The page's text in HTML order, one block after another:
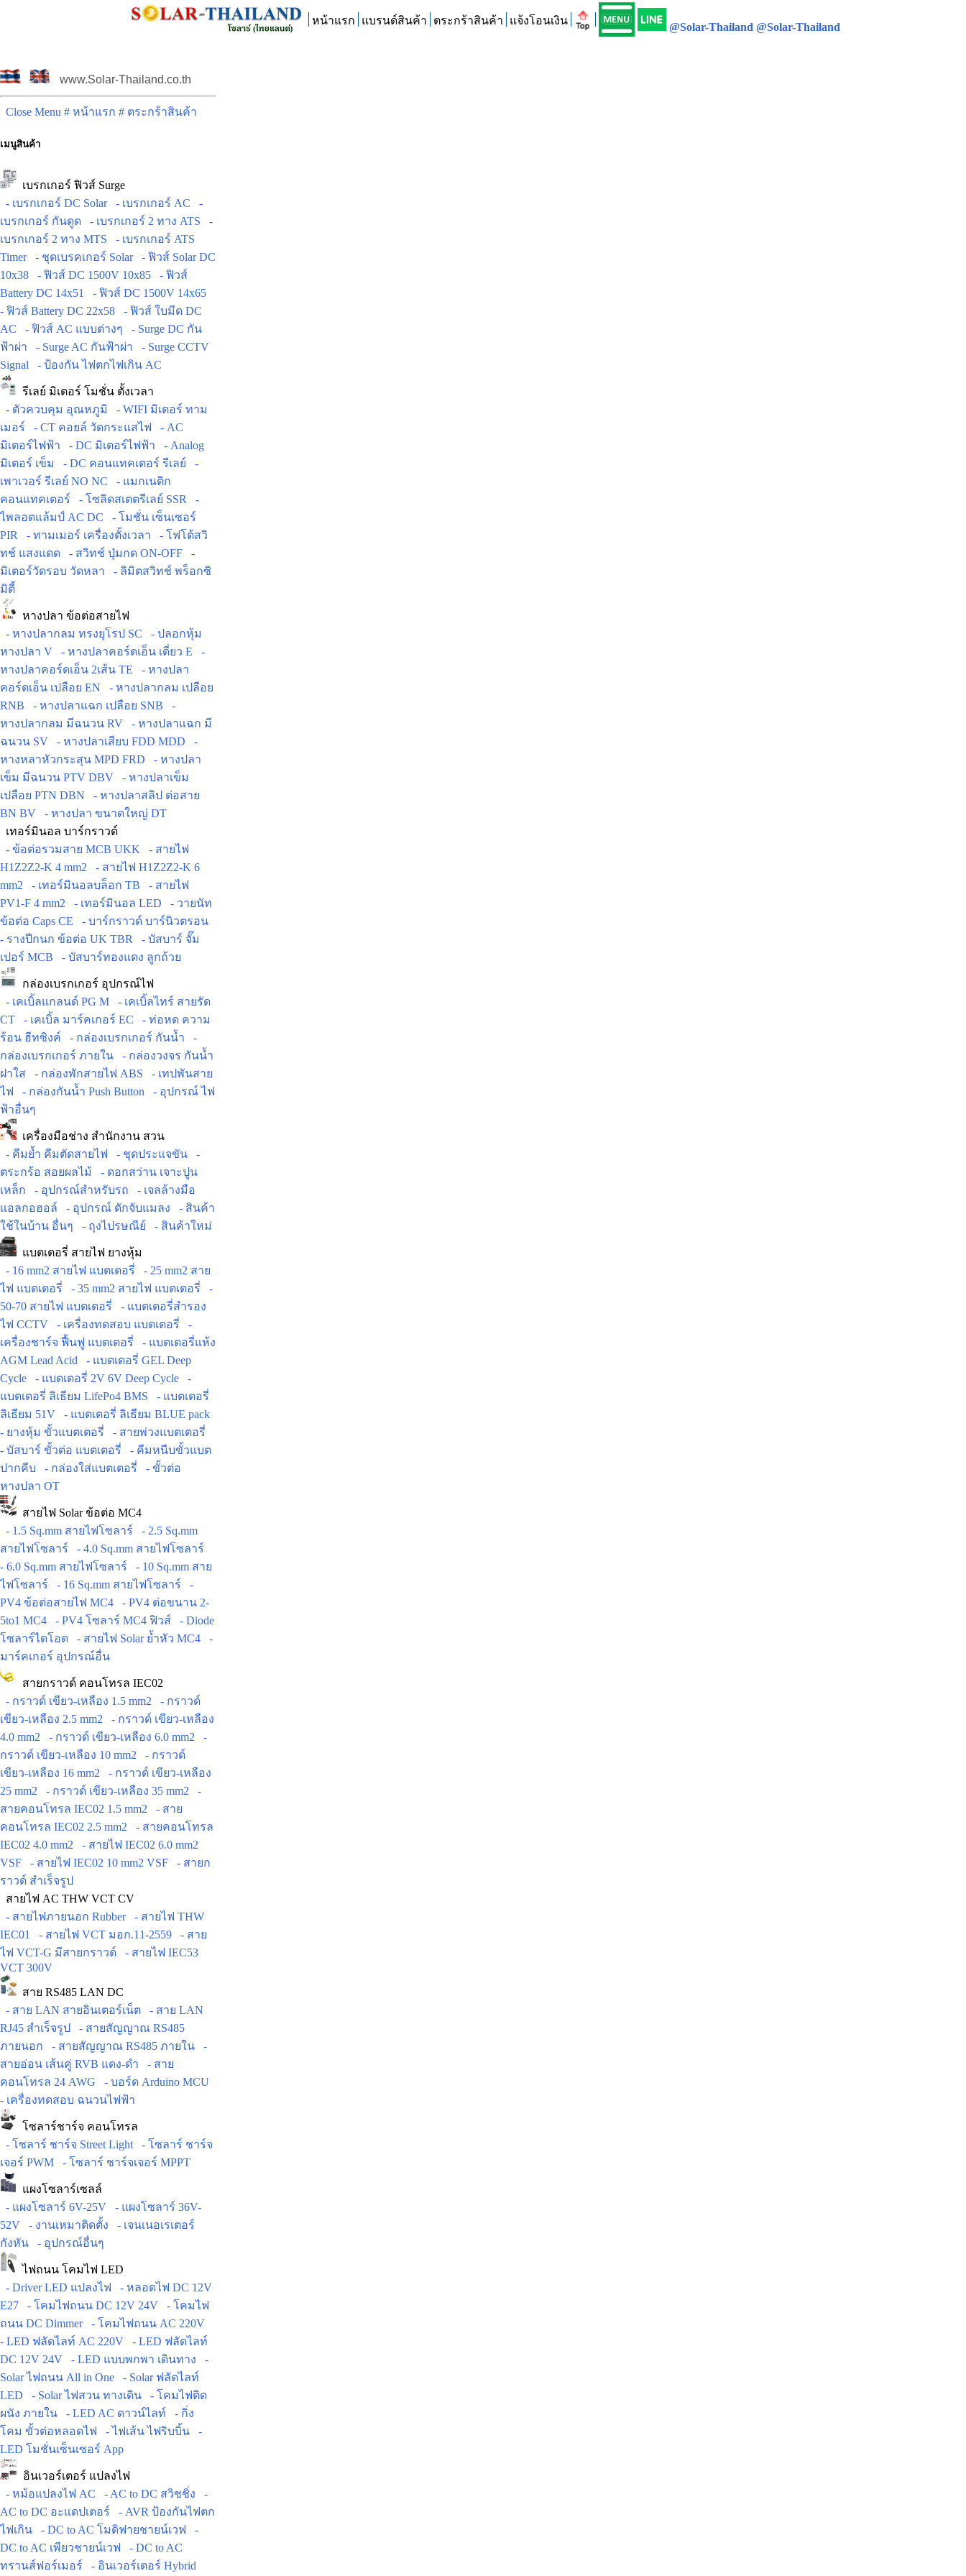
หน้าแรก แบรนด์สินค้า ตระกร้าสินค้า แจ้งโอนเงิน
@Solar-Thailand @Solar-Thailand
www.Solar-Thailand.co.th
Close Menu # หน้าแรก # ตระกร้าสินค้า
เมนูสินค้า
เบรกเกอร์ ฟิวส์ Surge
- เบรกเกอร์ DC Solar
- เบรกเกอร์ AC
-
เบรกเกอร์ กันดูด
- เบรกเกอร์ 2 ทาง ATS
-
เบรกเกอร์ 2 ทาง MTS
- เบรกเกอร์ ATS
Timer
- ชุดเบรคเกอร์ Solar
- ฟิวส์ Solar DC
10x38
- ฟิวส์ DC 1500V 10x85
- ฟิวส์
Battery DC 14x51
- ฟิวส์ DC 1500V 14x65
- ฟิวส์ Battery DC 22x58
- ฟิวส์ ใบมีด DC
AC
- ฟิวส์ AC แบบต่างๆ
- Surge DC กัน
ฟ้าผ่า
- Surge AC กันฟ้าผ่า
- Surge CCTV
Signal
- ป้องกัน ไฟตกไฟเกิน AC
รีเลย์ มิเตอร์ โมชั่น ตั้งเวลา
- ตัวควบคุม อุณหภูมิ
- WIFI มิเตอร์ ทาม
เมอร์
- CT คอยล์ วัดกระแสไฟ
- AC
มิเตอร์ไฟฟ้า
- DC มิเตอร์ไฟฟ้า
- Analog
มิเตอร์ เข็ม
- DC คอนแทคเตอร์ รีเลย์
-
เพาเวอร์ รีเลย์ NO NC
- แมกเนติก
คอนแทคเตอร์
- โซลิดสเตตรีเลย์ SSR
-
ไพลอตแล้มป์ AC DC
- โมชั่น เซ็นเซอร์
PIR
- ทามเมอร์ เครื่องตั้งเวลา
- โฟโต้สวิ
ทช์ แสงแดด
- สวิทช์ ปุ่มกด ON-OFF
-
มิเตอร์วัดรอบ วัดหลา
- ลิมิตสวิทช์ พร็อกซิ
มิตี้
หางปลา ข้อต่อสายไฟ
- หางปลากลม ทรงยุโรป SC
- ปลอกหุ้ม
หางปลา V
- หางปลาคอร์ดเอ็น เดี่ยว E
-
หางปลาคอร์ดเอ็น 2เส้น TE
- หางปลา
คอร์ดเอ็น เปลือย EN
- หางปลากลม เปลือย
RNB
- หางปลาแฉก เปลือย SNB
-
หางปลากลม มีฉนวน RV
- หางปลาแฉก มี
ฉนวน SV
- หางปลาเสียบ FDD MDD
-
หางหลาหัวกระสุน MPD FRD
- หางปลา
เข็ม มีฉนวน PTV DBV
- หางปลาเข็ม
เปลือย PTN DBN
- หางปลาสลิป ต่อสาย
BN BV
- หางปลา ขนาดใหญ่ DT
เทอร์มินอล บาร์กราวด์
- ข้อต่อรวมสาย MCB UKK
- สายไฟ
H1Z2Z2-K 4 mm2
- สายไฟ H1Z2Z2-K 6
mm2
- เทอร์มินอลบล็อก TB
- สายไฟ
PV1-F 4 mm2
- เทอร์มินอล LED
- วายนัท
ข้อต่อ Caps CE
- บาร์กราวด์ บาร์นิวตรอน
- รางปีกนก ข้อต่อ UK TBR
- บัสบาร์ จั๊ม
เปอร์ MCB
- บัสบาร์ทองแดง ลูกถ้วย
กล่องเบรกเกอร์ อุปกรณ์ไฟ
- เคเบิ้ลแกลนด์ PG M
- เคเบิ้ลไทร์ สายรัด
CT
- เคเบิ้ล มาร์คเกอร์ EC
- ท่อหด ความ
ร้อน ฮีทซิงค์
- กล่องเบรกเกอร์ กันน้ำ
-
กล่องเบรกเกอร์ ภายใน
- กล่องวงจร กันน้ำ
ฝาใส
- กล่องพักสายไฟ ABS
- เทปพันสาย
ไฟ
- กล่องกันน้ำ Push Button
- อุปกรณ์ ไฟ
ฟ้าอื่นๆ
เครื่องมือช่าง สำนักงาน สวน
- คีมย้ำ คีมตัดสายไฟ
- ชุดประแจขัน
-
ตระกร้อ สอยผลไม้
- ดอกสว่าน เจาะปูน
เหล็ก
- อุปกรณ์สำหรับรถ
- เจลล้างมือ
แอลกอฮอล์
- อุปกรณ์ ดักจับแมลง
- สินค้า
ใช้ในบ้าน อื่นๆ
- ถุงไปรษณีย์ - สินค้าใหม่
แบตเตอรี่ สายไฟ ยางหุ้ม
- 16 mm2 สายไฟ แบตเตอรี่
- 25 mm2 สาย
ไฟ แบตเตอรี่
- 35 mm2 สายไฟ แบตเตอรี่
-
50-70 สายไฟ แบตเตอรี่
- แบตเตอรี่สำรอง
ไฟ CCTV
- เครื่องทดสอบ แบตเตอรี่
-
เครื่องชาร์จ ฟื้นฟู แบตเตอรี่
- แบตเตอรี่แห้ง
AGM Lead Acid
- แบตเตอรี่ GEL Deep
Cycle
- แบตเตอรี่ 2V 6V Deep Cycle
-
แบตเตอรี่ ลิเธียม LifePo4 BMS
- แบตเตอรี่
ลิเธียม 51V
- แบตเตอรี่ ลิเธียม BLUE pack
- ยางหุ้ม ขั้วแบตเตอรี่
- สายพ่วงแบตเตอรี่
- บัสบาร์ ขั้วต่อ แบตเตอรี่
- คีมหนีบขั้วแบต
ปากคีบ
- กล่องใส่แบตเตอรี่
- ขั้วต่อ
หางปลา OT
สายไฟ Solar ข้อต่อ MC4
- 1.5 Sq.mm สายไฟโซลาร์
- 2.5 Sq.mm
สายไฟโซลาร์
- 4.0 Sq.mm สายไฟโซลาร์
- 6.0 Sq.mm สายไฟโซลาร์
- 10 Sq.mm สาย
ไฟโซลาร์
- 16 Sq.mm สายไฟโซลาร์
-
PV4 ข้อต่อสายไฟ MC4
- PV4 ต่อขนาน 2-
5to1 MC4
- PV4 โซลาร์ MC4 ฟิวส์
- Diode
โซลาร์ไดโอด
- สายไฟ Solar ย้ำหัว MC4
-
มาร์คเกอร์ อุปกรณ์อื่น
สายกราวด์ คอนโทรล IEC02
- กราวด์ เขียว-เหลือง 1.5 mm2
- กราวด์
เขียว-เหลือง 2.5 mm2
- กราวด์ เขียว-เหลือง
4.0 mm2
- กราวด์ เขียว-เหลือง 6.0 mm2
-
กราวด์ เขียว-เหลือง 10 mm2
- กราวด์
เขียว-เหลือง 16 mm2
- กราวด์ เขียว-เหลือง
25 mm2
- กราวด์ เขียว-เหลือง 35 mm2
-
สายคอนโทรล IEC02 1.5 mm2
- สาย
คอนโทรล IEC02 2.5 mm2
- สายคอนโทรล
IEC02 4.0 mm2
- สายไฟ IEC02 6.0 mm2
VSF
- สายไฟ IEC02 10 mm2 VSF
- สายก
ราวด์ สำเร็จรูป
สายไฟ AC THW VCT CV
- สายไฟภายนอก Rubber
- สายไฟ THW
IEC01
- สายไฟ VCT มอก.11-2559
- สาย
ไฟ VCT-G มีสายกราวด์
- สายไฟ IEC53
VCT 300V
สาย RS485 LAN DC
- สาย LAN สายอินเตอร์เน็ต
- สาย LAN
RJ45 สำเร็จรูป
- สายสัญญาณ RS485
ภายนอก
- สายสัญญาณ RS485 ภายใน
-
สายอ่อน เส้นคู่ RVB แดง-ดำ
- สาย
คอนโทรล 24 AWG
- บอร์ด Arduino MCU
- เครื่องทดสอบ ฉนวนไฟฟ้า
โซลาร์ชาร์จ คอนโทรล
- โซลาร์ ชาร์จ Street Light
- โซลาร์ ชาร์จ
เจอร์ PWM
- โซลาร์ ชาร์จเจอร์ MPPT
แผงโซลาร์เซลล์
- แผงโซลาร์ 6V-25V
- แผงโซลาร์ 36V-
52V
- งานเหมาติดตั้ง
- เจนเนอเรเตอร์
กังหัน
- อุปกรณ์อื่นๆ
ไฟถนน โคมไฟ LED
- Driver LED แปลงไฟ
- หลอดไฟ DC 12V
E27
- โคมไฟถนน DC 12V 24V
- โคมไฟ
ถนน DC Dimmer
- โคมไฟถนน AC 220V
- LED ฟลัดไลท์ AC 220V
- LED ฟลัดไลท์
DC 12V 24V
- LED แบบพกพา เดินทาง
-
Solar ไฟถนน All in One
- Solar ฟลัดไลท์
LED
- Solar ไฟสวน ทางเดิน
- โคมไฟติด
ผนัง ภายใน
- LED AC ดาวน์ไลท์
- กิ่ง
โคม ขั้วต่อหลอดไฟ
- ไฟเส้น ไฟริบบิ้น
-
LED โมชั่นเซ็นเซอร์ App
อินเวอร์เตอร์ แปลงไฟ
- หม้อแปลงไฟ AC
- AC to DC สวิชชิ่ง
-
AC to DC อะแดปเตอร์
- AVR ป้องกันไฟตก
ไฟเกิน
- DC to AC โมดิฟายชายน์เวฟ
-
DC to AC เพียวชายน์เวฟ
- DC to AC
ทรานส์ฟอร์เมอร์
- อินเวอร์เตอร์ Hybrid